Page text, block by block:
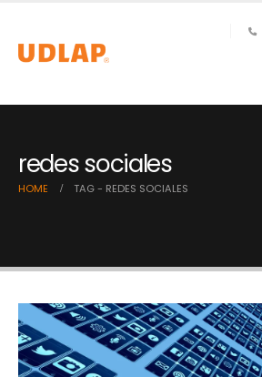
redes sociales
HOME TAG - REDES SOCIALES